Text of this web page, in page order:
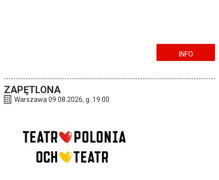
INFO
ZAPĘTLONA
Warszawa 09.08.2026, g. 19:00